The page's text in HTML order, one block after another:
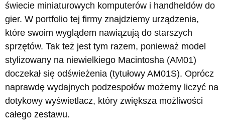
świecie miniaturowych komputerów i handheldów do
gier. W portfolio tej firmy znajdziemy urządzenia,
które swoim wyglądem nawiązują do starszych
sprzętów. Tak też jest tym razem, ponieważ model
stylizowany na niewielkiego Macintosha (AM01)
doczekał się odświeżenia (tytułowy AM01S). Oprócz
naprawdę wydajnych podzespołów możemy liczyć na
dotykowy wyświetlacz, który zwiększa możliwości
całego zestawu.